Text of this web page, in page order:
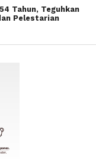
Tahun, Teguhkan
Pelestarian